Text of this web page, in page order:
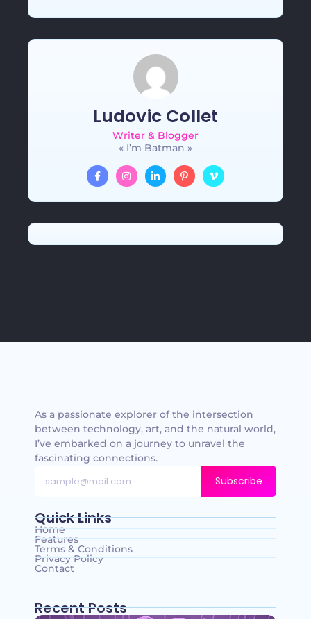
Ludovic Collet
Writer & Blogger
« I’m Batman »
As a passionate explorer of the intersection
between technology, art, and the natural world,
I’ve embarked on a journey to unravel the
fascinating connections.
Subscribe
Quick Links
Home
Features
Terms & Conditions
Privacy Policy
Contact
Recent Posts